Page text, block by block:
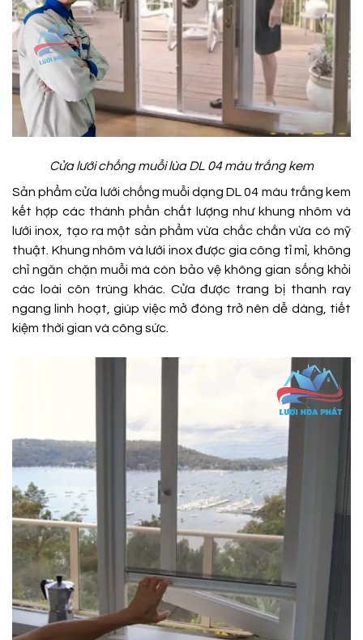
Cửa lưới chống muỗi lùa DL 04 màu trắng kem
Sản phẩm cửa lưới chống muỗi dạng DL 04 màu trắng kem
kết hợp các thành phần chất lượng như khung nhôm và
lưới inox, tạo ra một sản phẩm vừa chắc chắn vừa có mỹ
thuật. Khung nhôm và lưới inox được gia công tỉ mỉ, không
chỉ ngăn chặn muỗi mà còn bảo vệ không gian sống khỏi
các loài côn trùng khác. Cửa được trang bị thanh ray
ngang linh hoạt, giúp việc mở đóng trở nên dễ dàng, tiết
kiệm thời gian và công sức.